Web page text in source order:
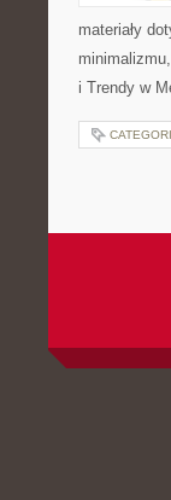
materiały
i Trendy w